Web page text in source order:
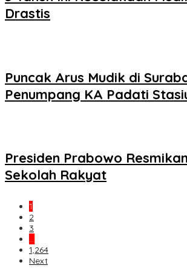
Drastis
Puncak Arus Mudik di
Penumpang KA Padati
Presiden Prabowo
Sekolah Rakyat
1
2
3
…
1,264
Next